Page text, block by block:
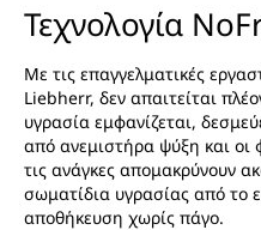
Τεχνολογία
Με τις επαγγελματικές
Liebherr, δεν απαιτείται
υγρασία εμφανίζεται,
από ανεμιστήρα ψύξη και
τις ανάγκες απομακρύνουν
σωματίδια υγρασίας από το
αποθήκευση χωρίς πάγο.